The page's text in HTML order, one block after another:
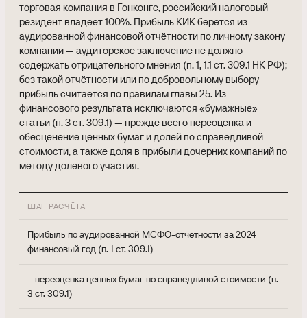
торговая компания в Гонконге, российский налоговый
резидент владеет 100%. Прибыль КИК берётся из
аудированной финансовой отчётности по личному закону
компании — аудиторское заключение не должно
содержать отрицательного мнения (п. 1, 1.1 ст. 309.1 НК РФ);
без такой отчётности или по добровольному выбору
прибыль считается по правилам главы 25. Из
финансового результата исключаются «бумажные»
статьи (п. 3 ст. 309.1) — прежде всего переоценка и
обесценение ценных бумаг и долей по справедливой
стоимости, а также доля в прибыли дочерних компаний по
методу долевого участия.
ШАГ РАСЧЁТА
Прибыль по аудированной МСФО-отчётности за 2024
финансовый год (п. 1 ст. 309.1)
– переоценка ценных бумаг по справедливой стоимости (п.
3 ст. 309.1)